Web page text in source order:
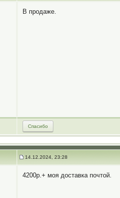
В продаже.
Спасибо
14.12.2024, 23:28
4200р.+ моя доставка почтой.